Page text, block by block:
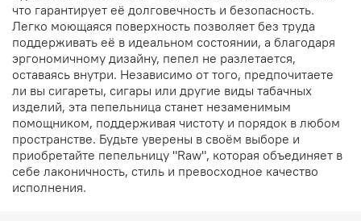
что гарантирует её долговечность и безопасность.
Легко моющаяся поверхность позволяет без труда
поддерживать её в идеальном состоянии, а благодаря
эргономичному дизайну, пепел не разлетается,
оставаясь внутри. Независимо от того, предпочитаете
ли вы сигареты, сигары или другие виды табачных
изделий, эта пепельница станет незаменимым
помощником, поддерживая чистоту и порядок в любом
пространстве. Будьте уверены в своём выборе и
приобретайте пепельницу "Raw", которая объединяет в
себе лаконичность, стиль и превосходное качество
исполнения.